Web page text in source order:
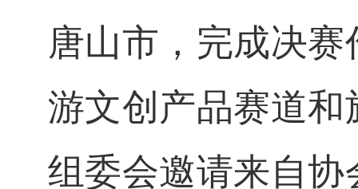
唐山市，完成决
游文创产品赛道
组委会邀请来自